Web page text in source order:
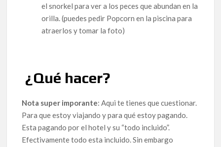
el snorkel para ver a los peces que abundan en la
orilla. (puedes pedir Popcorn en la piscina para
atraerlos y tomar la foto)
¿Qué hacer?
Nota super imporante: Aqui te tienes que cuestionar.
Para que estoy viajando y para qué estoy pagando.
Esta pagando por el hotel y su “todo incluido”.
Efectivamente todo esta incluido. Sin embargo